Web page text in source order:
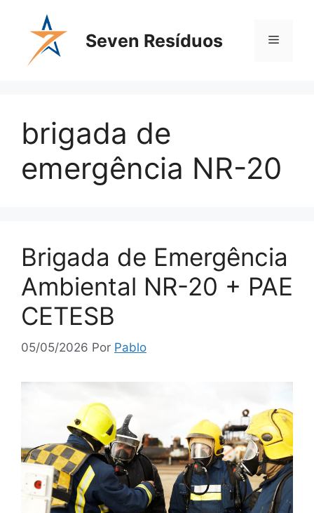
Seven Resíduos
brigada de
emergência NR-20
Brigada de Emergência
Ambiental NR-20 + PAE
CETESB
05/05/2026 Por Pablo